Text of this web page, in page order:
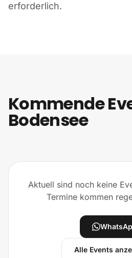
erforderlich.
Kommende
Bodensee
Aktuell sind noch keine
Termine kommen
Alle Events